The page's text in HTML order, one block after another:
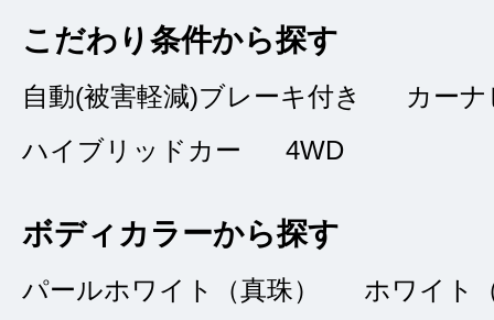
だ納車までが少し
4
かった。
ユウ
こだわり条件から探す
自動(被害軽減)ブレーキ付き
カー
ハイブリッドカー
4WD
ボディカラーから探す
パールホワイト（真珠）
ホワイト